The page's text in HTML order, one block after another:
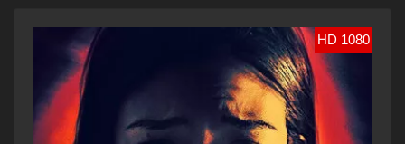
HD 1080